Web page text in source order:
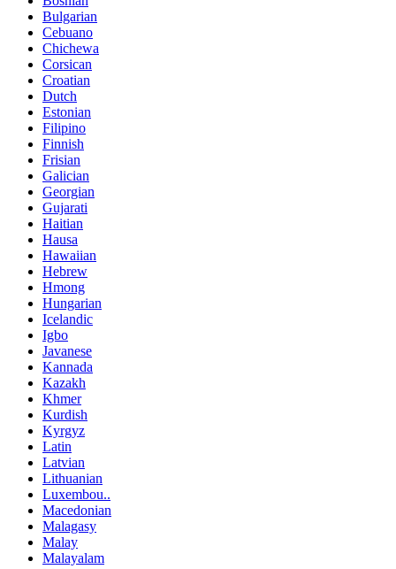
Bulgarian
Cebuano
Chichewa
Corsican
Croatian
Dutch
Estonian
Filipino
Finnish
Frisian
Galician
Georgian
Gujarati
Haitian
Hausa
Hawaiian
Hebrew
Hmong
Hungarian
Icelandic
Igbo
Javanese
Kannada
Kazakh
Khmer
Kurdish
Kyrgyz
Latin
Latvian
Lithuanian
Luxembou..
Macedonian
Malagasy
Malay
Malayalam